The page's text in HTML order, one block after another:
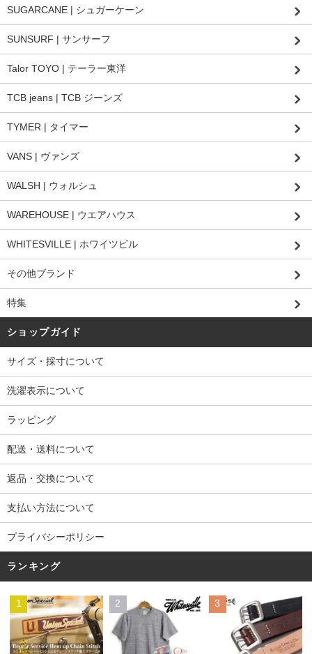
SUGARCANE | シュガーケーン
SUNSURF | サンサーフ
Talor TOYO | テーラー東洋
TCB jeans | TCB ジーンズ
TYMER | タイマー
VANS | ヴァンズ
WALSH | ウォルシュ
WAREHOUSE | ウエアハウス
WHITESVILLE | ホワイツビル
その他ブランド
特集
ショップガイド
サイズ・採寸について
洗濯表示について
ラッピング
配送・送料について
返品・交換について
支払い方法について
プライバシーポリシー
ランキング
1 2 3